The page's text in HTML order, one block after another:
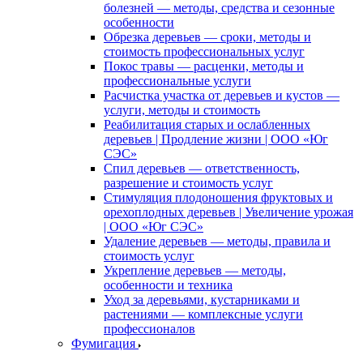
болезней — методы, средства и сезонные
особенности
Обрезка деревьев — сроки, методы и
стоимость профессиональных услуг
Покос травы — расценки, методы и
профессиональные услуги
Расчистка участка от деревьев и кустов —
услуги, методы и стоимость
Реабилитация старых и ослабленных
деревьев | Продление жизни | ООО «Юг
СЭС»
Спил деревьев — ответственность,
разрешение и стоимость услуг
Стимуляция плодоношения фруктовых и
орехоплодных деревьев | Увеличение урожая
| ООО «Юг СЭС»
Удаление деревьев — методы, правила и
стоимость услуг
Укрепление деревьев — методы,
особенности и техника
Уход за деревьями, кустарниками и
растениями — комплексные услуги
профессионалов
Фумигация